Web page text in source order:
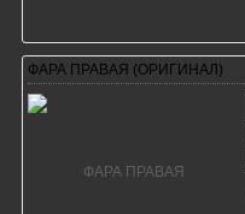
ФАРА ПРАВАЯ (ОРИГИНАЛ)